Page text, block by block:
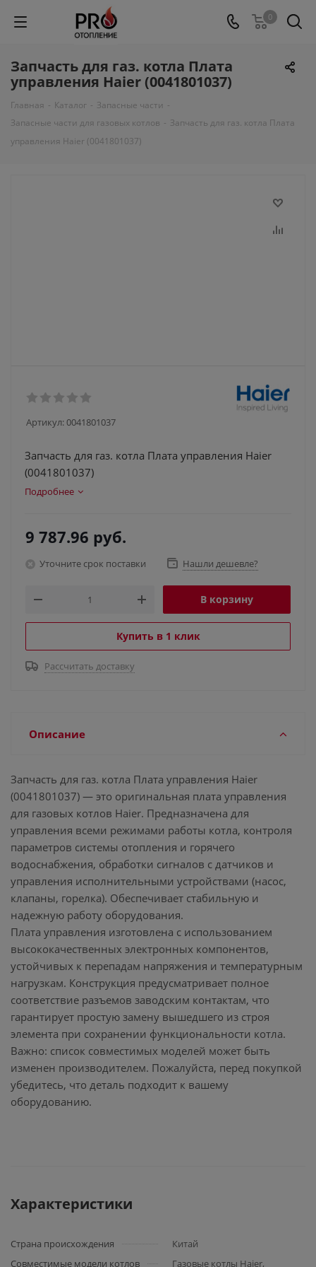
0
Запчасть для газ. котла Плата
управления Haier (0041801037)
Главная - Каталог - Запасные части -
Запасные части для газовых котлов - Запчасть для газ. котла Плата
управления Haier (0041801037)
Артикул:0041801037
Запчасть для газ. котла Плата управления Haier
(0041801037)
Подробнее
9 787.96 руб.
Уточните срок поставки Нашли дешевле?
В корзину
Купить в 1 клик
Рассчитать доставку
Описание
Запчасть для газ. котла Плата управления Haier
(0041801037) — это оригинальная плата управления
для газовых котлов Haier. Предназначена для
управления всеми режимами работы котла, контроля
параметров системы отопления и горячего
водоснабжения, обработки сигналов с датчиков и
управления исполнительными устройствами (насос,
клапаны, горелка). Обеспечивает стабильную и
надежную работу оборудования.
Плата управления изготовлена с использованием
высококачественных электронных компонентов,
устойчивых к перепадам напряжения и температурным
нагрузкам. Конструкция предусматривает полное
соответствие разъемов заводским контактам, что
гарантирует простую замену вышедшего из строя
элемента при сохранении функциональности котла.
Важно: список совместимых моделей может быть
изменен производителем. Пожалуйста, перед покупкой
убедитесь, что деталь подходит к вашему
оборудованию.
Характеристики
Страна происхождения
Китай
Совместимые модели котлов
Газовые котлы Haier,